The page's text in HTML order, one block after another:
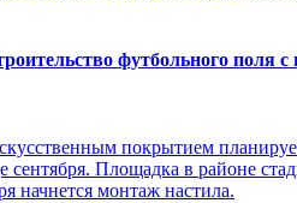
футбольного поля
покрытием
сентября. Площадка в районе
начнется монтаж настила.